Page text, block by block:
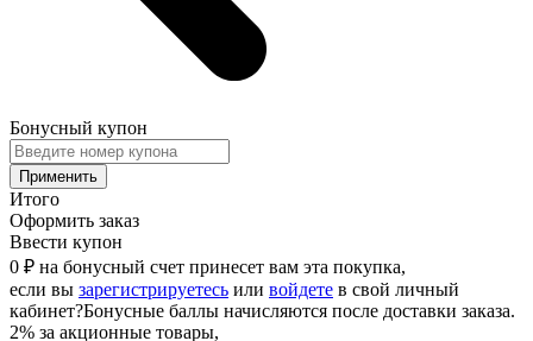
Бонусный купон
Применить
Итого
Оформить заказ
Ввести купон
0 ₽ на бонусный счет принесет вам эта покупка,
если вы зарегистрируетесь или войдете в свой личный
кабинет?Бонусные баллы начисляются после доставки заказа.
2% за акционные товары,